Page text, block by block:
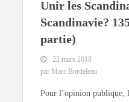
Unir les
Scandinavie?
partie)
22 mars 2018
par Marc Bordeleau
Pour l’opinion publique,